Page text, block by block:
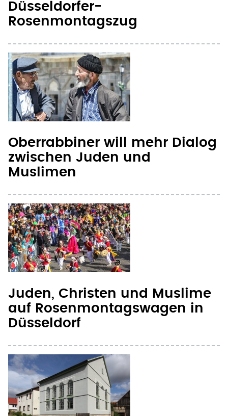
Oberrabbiner will mehr Dialog
zwischen Juden und
Muslimen
Juden, Christen und Muslime
auf Rosenmontagswagen in
Düsseldorf
Jüdisch-israelische